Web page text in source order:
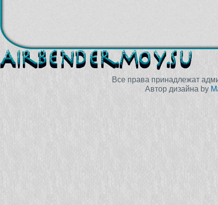
Все права принадлежат
Автор дизайна by